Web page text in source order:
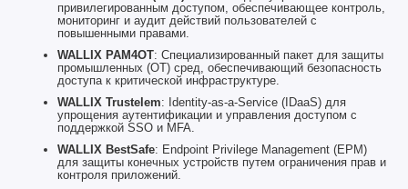
привилегированным доступом, обеспечивающее контроль,
мониторинг и аудит действий пользователей с
повышенными правами.
WALLIX PAM4OT: Специализированный пакет для защиты
промышленных (OT) сред, обеспечивающий безопасность
доступа к критической инфраструктуре.
WALLIX Trustelem: Identity-as-a-Service (IDaaS) для
упрощения аутентификации и управления доступом с
поддержкой SSO и MFA.
WALLIX BestSafe: Endpoint Privilege Management (EPM)
для защиты конечных устройств путем ограничения прав и
контроля приложений.